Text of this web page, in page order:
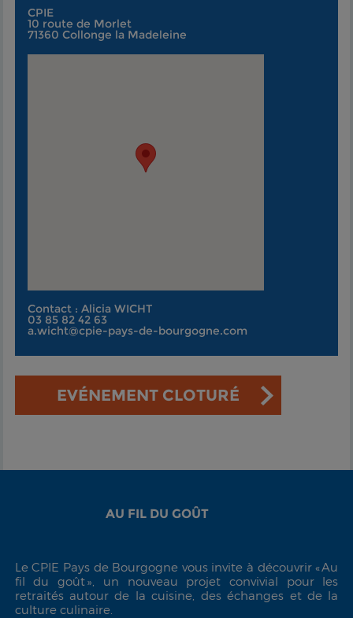
CPIE
10 route de Morlet
71360 Collonge la Madeleine
Contact : Alicia WICHT
03 85 82 42 63
a.wicht@cpie-pays-de-bourgogne.com
EVÉNEMENT CLOTURÉ
AU FIL DU GOÛT
Le CPIE Pays de Bourgogne vous invite à découvrir « Au
fil du goût », un nouveau projet convivial pour les
retraités autour de la cuisine, des échanges et de la
culture culinaire.